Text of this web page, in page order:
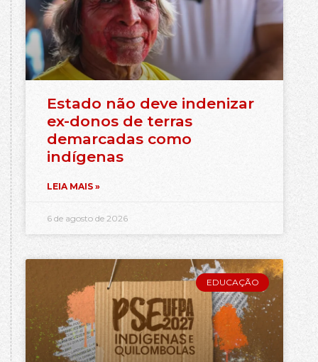
Estado não deve indenizar
ex-donos de terras
demarcadas como
indígenas
LEIA MAIS »
6 de agosto de 2026
EDUCAÇÃO